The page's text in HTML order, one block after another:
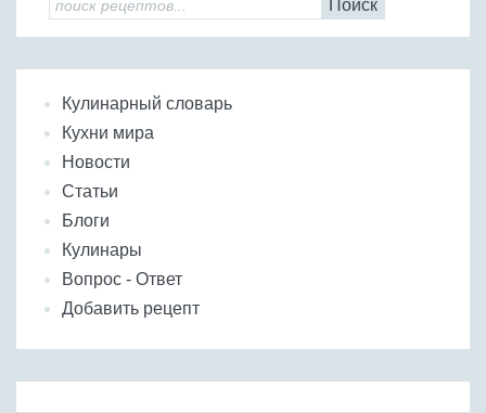
Поиск
Кулинарный словарь
Кухни мира
Новости
Статьи
Блоги
Кулинары
Вопрос - Ответ
Добавить рецепт